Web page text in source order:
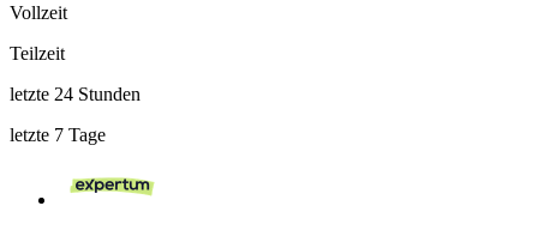
Vollzeit
Teilzeit
letzte 24 Stunden
letzte 7 Tage